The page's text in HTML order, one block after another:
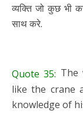
व्यक्ति जो कुछ भी
साथ करे.
Quote 35: The
like the crane
knowledge of